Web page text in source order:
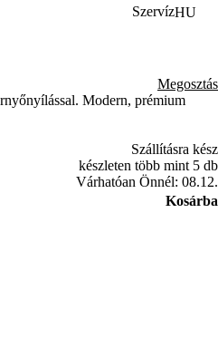
SzervízHU
Megosztás
Modern, prémium
Szállításra kész
készleten több mint 5 db
Várhatóan Önnél: 08.12.
Kosárba